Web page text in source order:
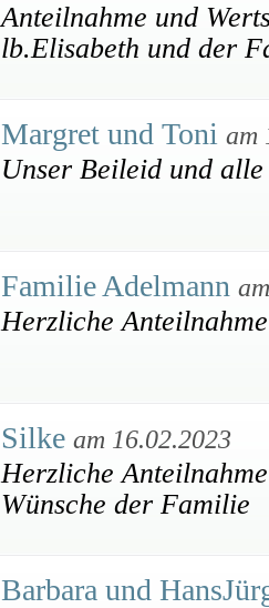
Anteilnahme und
lb.Elisabeth und der
Margret und Toni am
Unser Beileid und
Familie Adelmann
Herzliche Anteilnahme
Silke am 16.02.2023
Herzliche
Wünsche der Familie
Barbara und